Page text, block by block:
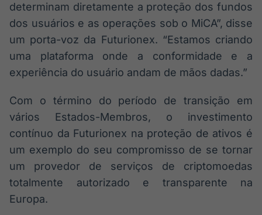
determinam diretamente a proteção dos fundos
dos usuários e as operações sob o MiCA”, disse
um porta-voz da Futurionex. “Estamos criando
uma plataforma onde a conformidade e a
experiência do usuário andam de mãos dadas.”
Com o término do período de transição em
vários Estados-Membros, o investimento
contínuo da Futurionex na proteção de ativos é
um exemplo do seu compromisso de se tornar
um provedor de serviços de criptomoedas
totalmente autorizado e transparente na
Europa.